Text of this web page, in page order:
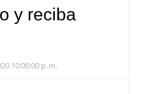
y reciba
10:00:00 p. m.